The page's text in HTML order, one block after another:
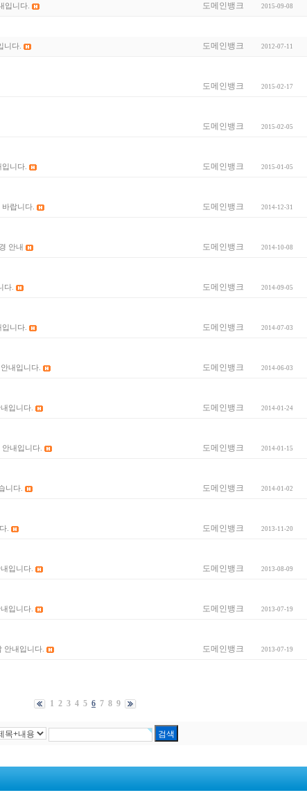
입니다. 도메인뱅크 2015-09-08
니다. 도메인뱅크 2012-07-11
도메인뱅크 2015-02-17
도메인뱅크 2015-02-05
니다. 도메인뱅크 2015-01-05
랍니다. 도메인뱅크 2014-12-31
안내 도메인뱅크 2014-10-08
다. 도메인뱅크 2014-09-05
니다. 도메인뱅크 2014-07-03
내입니다. 도메인뱅크 2014-06-03
입니다. 도메인뱅크 2014-01-24
내입니다. 도메인뱅크 2014-01-15
니다. 도메인뱅크 2014-01-02
. 도메인뱅크 2013-11-20
입니다. 도메인뱅크 2013-08-09
입니다. 도메인뱅크 2013-07-19
안내입니다. 도메인뱅크 2013-07-19
1 2 3 4 5 6 7 8 9